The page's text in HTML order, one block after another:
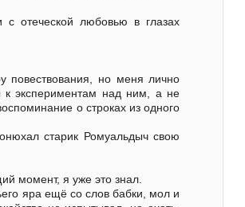
отеческой любовью в глазах
повествования, но меня лично
к экспериментам над ним, а не
о строках из одного
старик Ромуальдыч свою
момент, я уже это знал.
яра ещё со слов бабки, мол и